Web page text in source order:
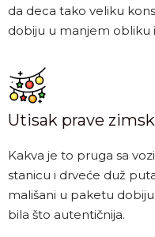
da deca tako veliku
dobiju u manjem obliku
Utisak prave
Kakva je to pruga sa
stanicu i drveće duž
mališani u paketu
bila što autentičnija.